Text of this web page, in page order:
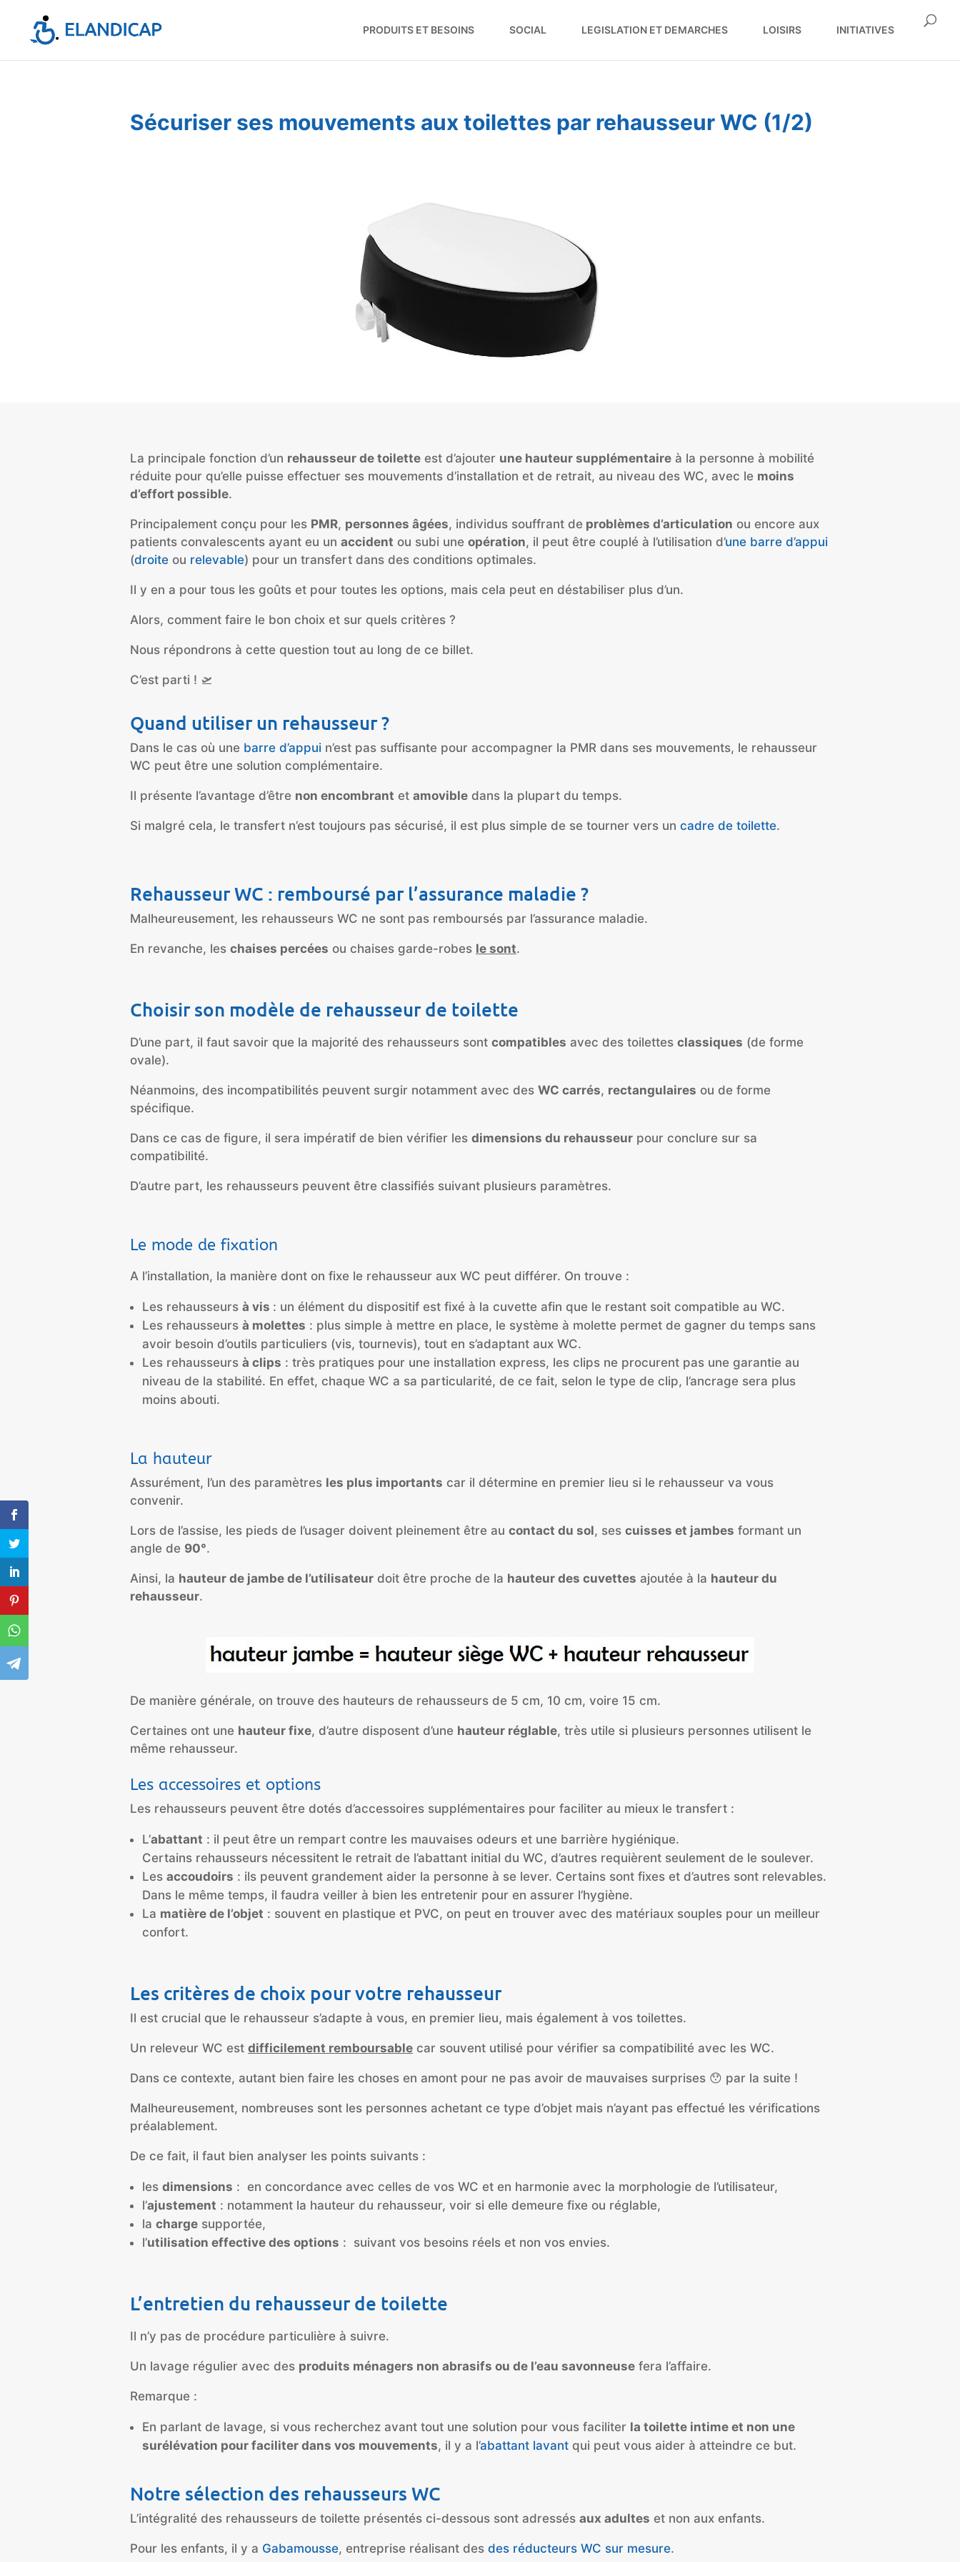
PRODUITS ET BESOINS SOCIAL LEGISLATION ET DEMARCHES LOISIRS INITIATIVES
Sécuriser ses mouvements aux toilettes par rehausseur WC (1/2)
La principale fonction d’un rehausseur de toilette est d’ajouter une hauteur supplémentaire à la personne à mobilité
réduite pour qu’elle puisse effectuer ses mouvements d’installation et de retrait, au niveau des WC, avec le moins
d’effort possible.
Principalement conçu pour les PMR, personnes âgées, individus souffrant de problèmes d’articulation ou encore aux
patients convalescents ayant eu un accident ou subi une opération, il peut être couplé à l’utilisation d’une barre d’appui
(droite ou relevable) pour un transfert dans des conditions optimales.
Il y en a pour tous les goûts et pour toutes les options, mais cela peut en déstabiliser plus d’un.
Alors, comment faire le bon choix et sur quels critères ?
Nous répondrons à cette question tout au long de ce billet.
C’est parti ! 🛫
Quand utiliser un rehausseur ?
Dans le cas où une barre d’appui n’est pas suffisante pour accompagner la PMR dans ses mouvements, le rehausseur
WC peut être une solution complémentaire.
Il présente l’avantage d’être non encombrant et amovible dans la plupart du temps.
Si malgré cela, le transfert n’est toujours pas sécurisé, il est plus simple de se tourner vers un cadre de toilette.
Rehausseur WC : remboursé par l’assurance maladie ?
Malheureusement, les rehausseurs WC ne sont pas remboursés par l’assurance maladie.
En revanche, les chaises percées ou chaises garde-robes le sont.
Choisir son modèle de rehausseur de toilette
D’une part, il faut savoir que la majorité des rehausseurs sont compatibles avec des toilettes classiques (de forme
ovale).
Néanmoins, des incompatibilités peuvent surgir notamment avec des WC carrés, rectangulaires ou de forme
spécifique.
Dans ce cas de figure, il sera impératif de bien vérifier les dimensions du rehausseur pour conclure sur sa
compatibilité.
D’autre part, les rehausseurs peuvent être classifiés suivant plusieurs paramètres.
Le mode de fixation
A l’installation, la manière dont on fixe le rehausseur aux WC peut différer. On trouve :
Les rehausseurs à vis : un élément du dispositif est fixé à la cuvette afin que le restant soit compatible au WC.
Les rehausseurs à molettes : plus simple à mettre en place, le système à molette permet de gagner du temps sans
avoir besoin d’outils particuliers (vis, tournevis), tout en s’adaptant aux WC.
Les rehausseurs à clips : très pratiques pour une installation express, les clips ne procurent pas une garantie au
niveau de la stabilité. En effet, chaque WC a sa particularité, de ce fait, selon le type de clip, l’ancrage sera plus
moins abouti.
La hauteur
Assurément, l’un des paramètres les plus importants car il détermine en premier lieu si le rehausseur va vous
convenir.
Lors de l’assise, les pieds de l’usager doivent pleinement être au contact du sol, ses cuisses et jambes formant un
angle de 90°.
Ainsi, la hauteur de jambe de l’utilisateur doit être proche de la hauteur des cuvettes ajoutée à la hauteur du
rehausseur.
De manière générale, on trouve des hauteurs de rehausseurs de 5 cm, 10 cm, voire 15 cm.
Certaines ont une hauteur fixe, d’autre disposent d’une hauteur réglable, très utile si plusieurs personnes utilisent le
même rehausseur.
Les accessoires et options
Les rehausseurs peuvent être dotés d’accessoires supplémentaires pour faciliter au mieux le transfert :
L’abattant : il peut être un rempart contre les mauvaises odeurs et une barrière hygiénique.
Certains rehausseurs nécessitent le retrait de l’abattant initial du WC, d’autres requièrent seulement de le soulever.
Les accoudoirs : ils peuvent grandement aider la personne à se lever. Certains sont fixes et d’autres sont relevables.
Dans le même temps, il faudra veiller à bien les entretenir pour en assurer l’hygiène.
La matière de l’objet : souvent en plastique et PVC, on peut en trouver avec des matériaux souples pour un meilleur
confort.
Les critères de choix pour votre rehausseur
Il est crucial que le rehausseur s’adapte à vous, en premier lieu, mais également à vos toilettes.
Un releveur WC est difficilement remboursable car souvent utilisé pour vérifier sa compatibilité avec les WC.
Dans ce contexte, autant bien faire les choses en amont pour ne pas avoir de mauvaises surprises 😯 par la suite !
Malheureusement, nombreuses sont les personnes achetant ce type d’objet mais n’ayant pas effectué les vérifications
préalablement.
De ce fait, il faut bien analyser les points suivants :
les dimensions : en concordance avec celles de vos WC et en harmonie avec la morphologie de l’utilisateur,
l’ajustement : notamment la hauteur du rehausseur, voir si elle demeure fixe ou réglable,
la charge supportée,
l’utilisation effective des options : suivant vos besoins réels et non vos envies.
L’entretien du rehausseur de toilette
Il n’y pas de procédure particulière à suivre.
Un lavage régulier avec des produits ménagers non abrasifs ou de l’eau savonneuse fera l’affaire.
Remarque :
En parlant de lavage, si vous recherchez avant tout une solution pour vous faciliter la toilette intime et non une
surélévation pour faciliter dans vos mouvements, il y a l’abattant lavant qui peut vous aider à atteindre ce but.
Notre sélection des rehausseurs WC
L’intégralité des rehausseurs de toilette présentés ci-dessous sont adressés aux adultes et non aux enfants.
Pour les enfants, il y a Gabamousse, entreprise réalisant des des réducteurs WC sur mesure.